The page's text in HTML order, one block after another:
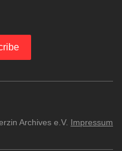
Archives e.V. Impressum